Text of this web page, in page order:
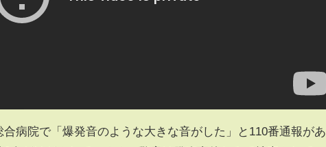
病院で「爆発音のような大きな音がした」と110番通報があ